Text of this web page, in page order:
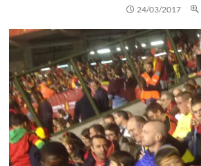
24/03/2017